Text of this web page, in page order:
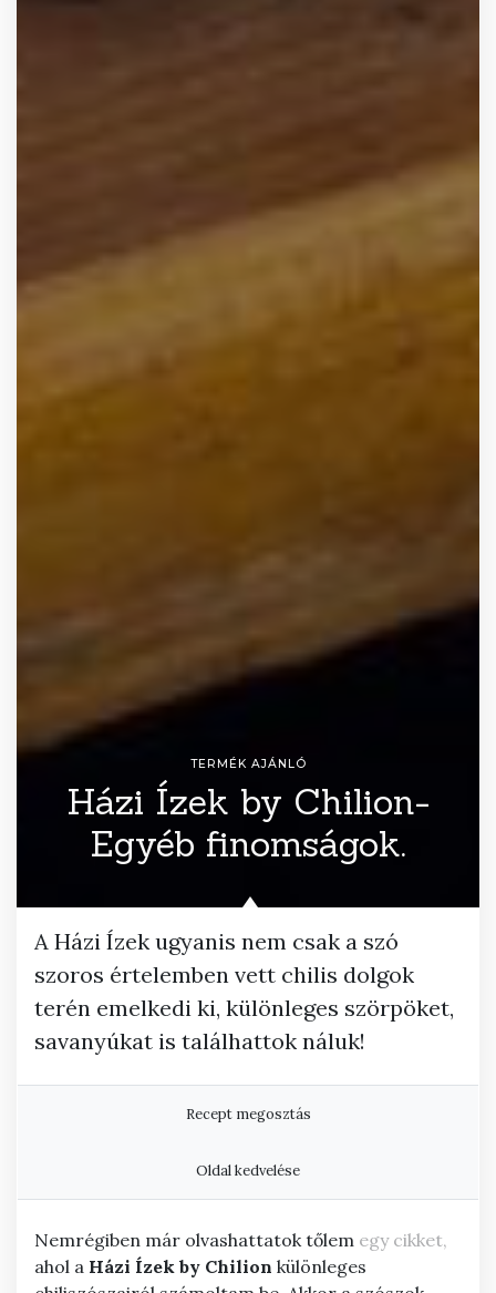
TERMÉK AJÁNLÓ
Házi Ízek by Chilion-
Egyéb finomságok.
A Házi Ízek ugyanis nem csak a szó
szoros értelemben vett chilis dolgok
terén emelkedi ki, különleges szörpöket,
savanyúkat is találhattok náluk!
Recept megosztás
Oldal kedvelése
Nemrégiben már olvashattatok tőlem egy cikket,
ahol a Házi Ízek by Chilion különleges